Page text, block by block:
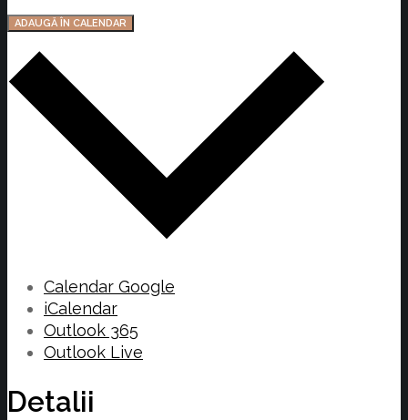
ADAUGĂ ÎN CALENDAR
Calendar Google
iCalendar
Outlook 365
Outlook Live
Detalii